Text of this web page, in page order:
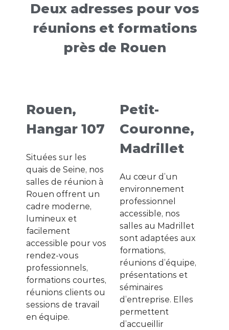
Deux adresses pour vos
réunions et formations
près de Rouen
Rouen,
Hangar 107
Situées sur les
quais de Seine, nos
salles de réunion à
Rouen offrent un
cadre moderne,
lumineux et
facilement
accessible pour vos
rendez-vous
professionnels,
formations courtes,
réunions clients ou
sessions de travail
en équipe.
Petit-
Couronne,
Madrillet
Au cœur d’un
environnement
professionnel
accessible, nos
salles au Madrillet
sont adaptées aux
formations,
réunions d’équipe,
présentations et
séminaires
d’entreprise. Elles
permettent
d’accueillir